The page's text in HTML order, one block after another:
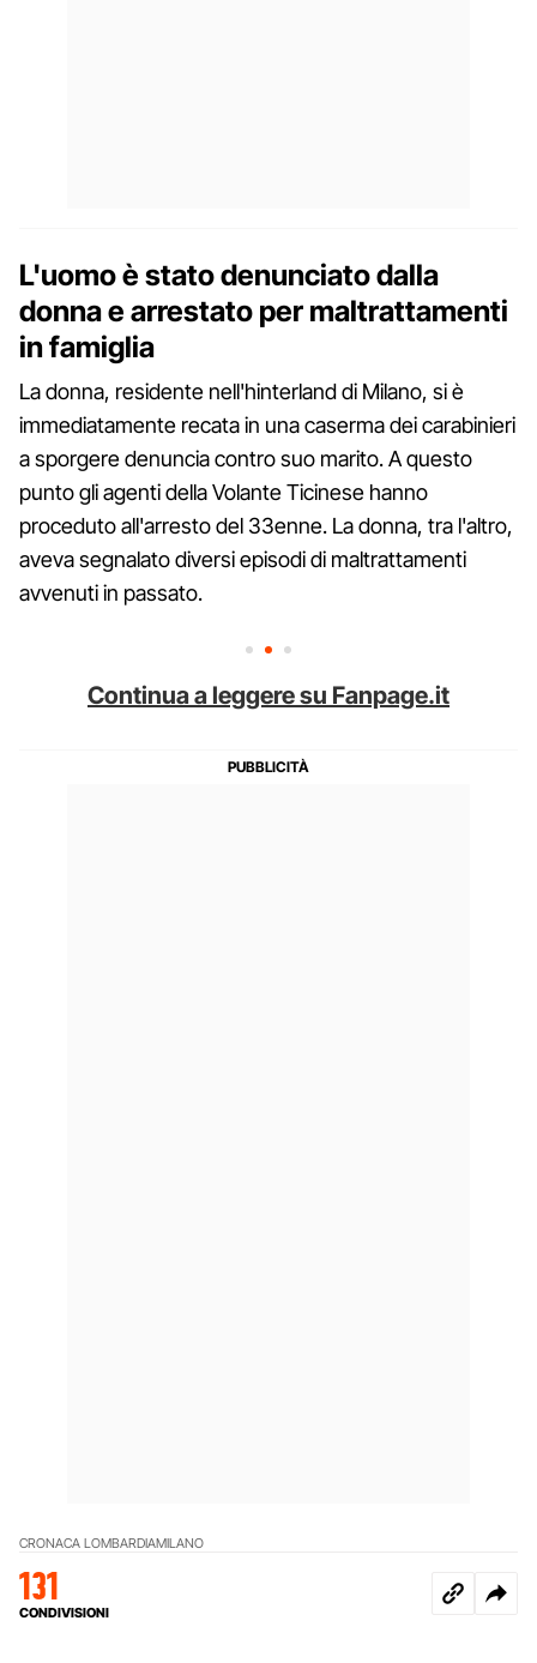
L'uomo è stato denunciato dalla
donna e arrestato per maltrattamenti
in famiglia
La donna, residente nell'hinterland di Milano, si è
immediatamente recata in una caserma dei carabinieri
a sporgere denuncia contro suo marito. A questo
punto gli agenti della Volante Ticinese hanno
proceduto all'arresto del 33enne. La donna, tra l'altro,
aveva segnalato diversi episodi di maltrattamenti
avvenuti in passato.
Continua a leggere su Fanpage.it
CRONACA LOMBARDIAMILANO
131
CONDIVISIONI